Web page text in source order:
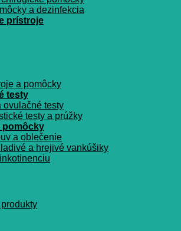
a dezinfekcia
prístroje
a pomôcky
testy
ovulačné testy
testy a prúžky
pomôcky
a oblečenie
a hrejivé vankúšiky